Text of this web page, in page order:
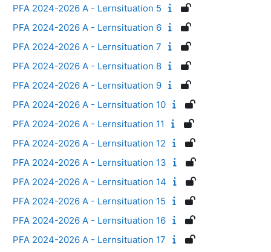
PFA 2024-2026 A - Lernsituation 5
PFA 2024-2026 A - Lernsituation 6
PFA 2024-2026 A - Lernsituation 7
PFA 2024-2026 A - Lernsituation 8
PFA 2024-2026 A - Lernsituation 9
PFA 2024-2026 A - Lernsituation 10
PFA 2024-2026 A - Lernsituation 11
PFA 2024-2026 A - Lernsituation 12
PFA 2024-2026 A - Lernsituation 13
PFA 2024-2026 A - Lernsituation 14
PFA 2024-2026 A - Lernsituation 15
PFA 2024-2026 A - Lernsituation 16
PFA 2024-2026 A - Lernsituation 17